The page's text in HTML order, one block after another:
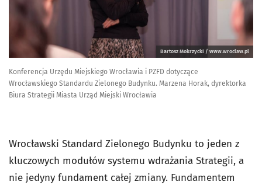
Bartosz Mokrzycki / www.wroclaw.pl
Konferencja Urzędu Miejskiego Wrocławia i PZFD dotyczące
Wrocławskiego Standardu Zielonego Budynku. Marzena Horak, dyrektorka
Biura Strategii Miasta Urząd Miejski Wrocławia
Wrocławski Standard Zielonego Budynku to jeden z
kluczowych modułów systemu wdrażania Strategii, a
nie jedyny fundament całej zmiany. Fundamentem